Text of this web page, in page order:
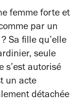
femme forte et
par un
Sa fille qu’elle
seule
s’est autorisé
un acte
détachée